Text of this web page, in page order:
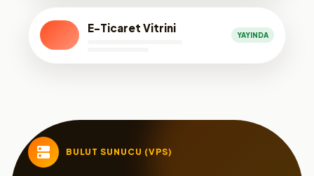
E-Ticaret Vitrini
YAYINDA
BULUT SUNUCU (VPS)